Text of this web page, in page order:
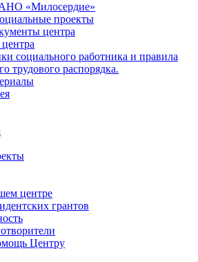
«Милосердие»
проекты
центра
социального работника и правила
трудового распорядка.
центре
грантов
Центру